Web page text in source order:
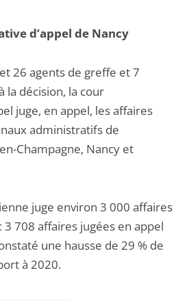
d’appel de Nancy
26 agents de greffe et 7
la décision, la cour
juge, en appel, les affaires
administratifs de
Champagne, Nancy et
juge environ 3 000 affaires
3 708 affaires jugées en appel
une hausse de 29 % de
à 2020.